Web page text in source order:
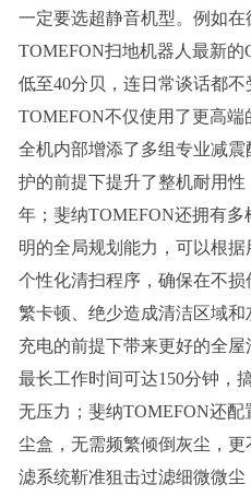
一定要选超静音机型。例如
TOMEFON扫地机器人最新的
低至40分贝，连日常谈话都
TOMEFON不仅使用了更高
全机内部增添了多组专业减
护的前提下提升了整机耐用
年；斐纳TOMEFON还拥有
明的全局规划能力，可以根
个性化清扫程序，确保在不
繁卡顿、绝少造成清洁区域
充电的前提下带来更好的全
最长工作时间可达150分钟，
无压力；斐纳TOMEFON还
尘盒，无需频繁倾倒灰尘，
滤系统靳准狙击过滤细微微